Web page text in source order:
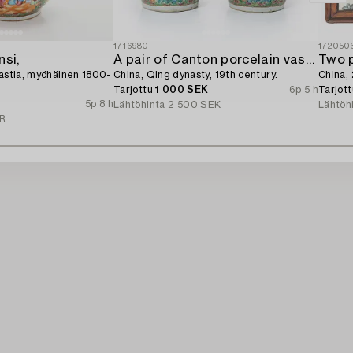
myöhäinen 1800-
5p 8 h
1716980
A pair of Canton porcelain vases,
China, Qing dynasty, 19th century.
Tarjottu1 000 SEK
6p 5 h
Lähtöhinta 2 500 SEK
Two
China,